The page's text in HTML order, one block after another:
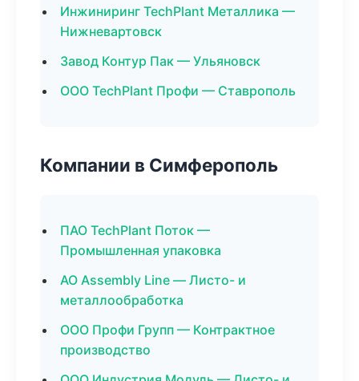
Инжиниринг TechPlant Металлика —
Нижневартовск
Завод Контур Пак — Ульяновск
ООО TechPlant Профи — Ставрополь
Компании в Симферополь
ПАО TechPlant Поток —
Промышленная упаковка
АО Assembly Line — Листо- и
металлообработка
ООО Профи Групп — Контрактное
производство